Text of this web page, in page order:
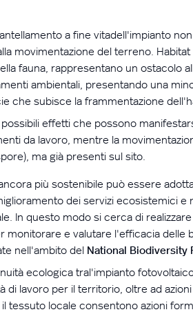
a fine vitadell'impianto
movimentazione del terreno.
fauna, rappresentano un ostacolo
ambientali, presentando una
che subisce la frammentazione
effetti che possono
da lavoro, mentre la
ma già presenti sul sito.
più sostenibile può essere
dei servizi ecosistemici
In questo modo si cerca di
monitorare e valutare l'efficacia delle
nell'ambito del National Biodiversity
ecologica tral'impianto
lavoro per il territorio, oltre ad
tessuto locale consentono azioni